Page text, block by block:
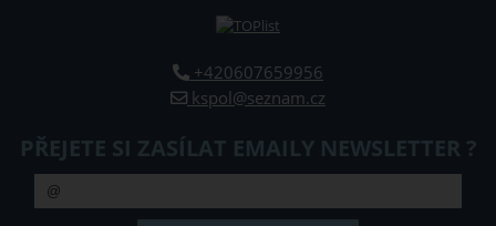
+420607659956
kspol@seznam.cz
PŘEJETE SI ZASÍLAT EMAILY NEWSLETTER ?